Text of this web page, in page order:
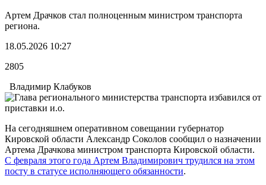
Артем Драчков стал полноценным министром транспорта
региона.
18.05.2026 10:27
2805
Владимир Клабуков
На сегодняшнем оперативном совещании губернатор
Кировской области Александр Соколов сообщил о назначении
Артема Драчкова министром транспорта Кировской области.
С февраля этого года Артем Владимирович трудился на этом
посту в статусе исполняющего обязанности.